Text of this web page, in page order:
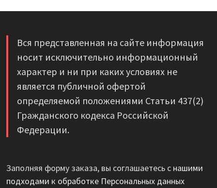
Вся представленная на сайте информация
носит исключительно информационный
характер и ни при каких условиях не
является публичной офертой
определяемой положениями Статьи 437(2)
Гражданского кодекса Российской
Федерации.
Заполняя форму заказа, вы соглашаетесь с нашими
подходами к обработке Персональных данных